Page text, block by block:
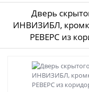
Дверь
ИНВИЗИБЛ,
РЕВЕРС из